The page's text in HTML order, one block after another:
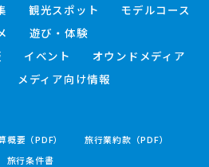
観光スポット
モデルコース
遊び・体験
イベント
オウンドメディア
メディア向け情報
概要（PDF）
旅行業約款（PDF）
旅行条件書